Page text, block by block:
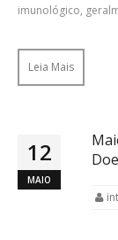
imunológico,
Leia Mais
12
MAIO